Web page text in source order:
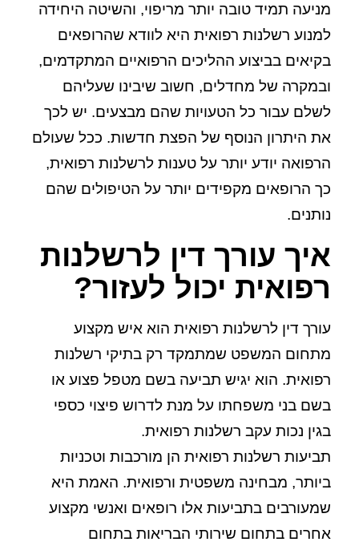
מניעה תמיד טובה יותר מריפוי, והשיטה היחידה
למנוע רשלנות רפואית היא לוודא שהרופאים
בקיאים בביצוע ההליכים הרפואיים המתקדמים,
ובמקרה של מחדלים, חשוב שיבינו שעליהם
לשלם עבור כל הטעויות שהם מבצעים. יש לכך
את היתרון הנוסף של הפצת חדשות. ככל שעולם
הרפואה יודע יותר על טענות לרשלנות רפואית,
כך הרופאים מקפידים יותר על הטיפולים שהם
נותנים.
איך עורך דין לרשלנות
רפואית יכול לעזור?
עורך דין לרשלנות רפואית הוא איש מקצוע
מתחום המשפט שמתמקד רק בתיקי רשלנות
רפואית. הוא יגיש תביעה בשם מטפל פצוע או
בשם בני משפחתו על מנת לדרוש פיצוי כספי
בגין נכות עקב רשלנות רפואית.
תביעות רשלנות רפואית הן מורכבות וטכניות
ביותר, מבחינה משפטית ורפואית. האמת היא
שמעורבים בתביעות אלו רופאים ואנשי מקצוע
אחרים בתחום שירותי הבריאות בתחום